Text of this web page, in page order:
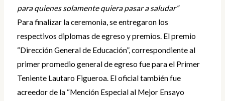
para quienes solamente quiera pasar a saludar”
Para finalizar la ceremonia, se entregaron los
respectivos diplomas de egreso y premios. El premio
“Dirección General de Educación”, correspondiente al
primer promedio general de egreso fue para el Primer
Teniente Lautaro Figueroa. El oficial también fue
acreedor de la “Mención Especial al Mejor Ensayo